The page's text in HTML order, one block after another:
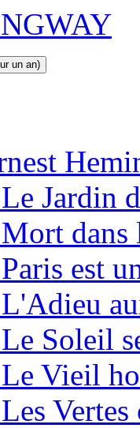
un an)
Jardin
dans
est
Soleil
Vieil